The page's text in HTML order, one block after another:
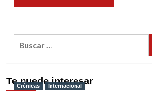
Te puede interesar
Crónicas Internacional